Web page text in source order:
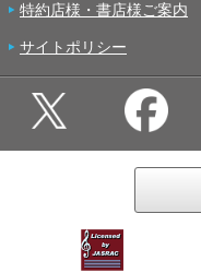
特約店様・書店様ご案内
サイトポリシー